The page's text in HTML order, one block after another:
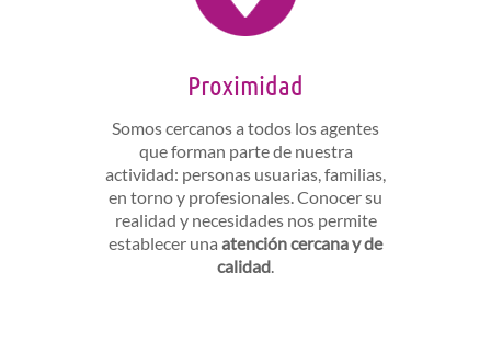
Proximidad
Somos cercanos a todos los agentes
que forman parte de nuestra
actividad: personas usuarias, familias,
en torno y profesionales. Conocer su
realidad y necesidades nos permite
establecer una atención cercana y de
calidad.